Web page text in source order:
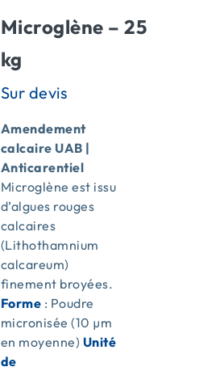
Microglène – 25
kg
Amendement
calcaire UAB |
Anticarentiel
Microglène est issu
d’algues rouges
calcaires
(Lithothamnium
calcareum)
finement broyées.
Forme : Poudre
micronisée (10 µm
en moyenne) Unité
de